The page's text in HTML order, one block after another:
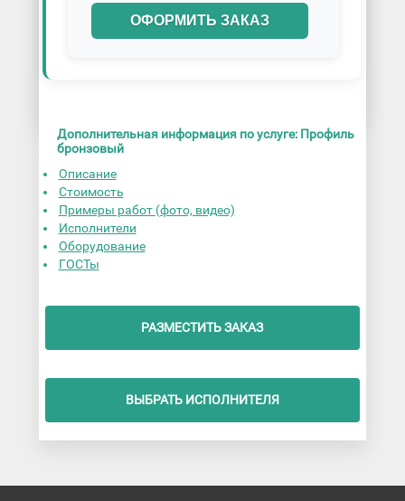
ОФОРМИТЬ ЗАКАЗ
Дополнительная информация по услуге: Профиль
бронзовый
Описание
Стоимость
Примеры работ (фото, видео)
Исполнители
Оборудование
ГОСТы
РАЗМЕСТИТЬ ЗАКАЗ
ВЫБРАТЬ ИСПОЛНИТЕЛЯ